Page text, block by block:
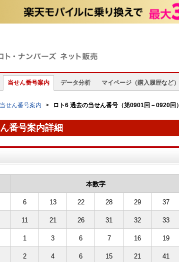
当せん番号案内 データ分析 マイページ（購入履歴など）
せん番号案内 ロト6 過去の当せん番号（第0901回－0920回）
番号案内詳細
本数字
6 13 22 28 29 37
11 21 26 31 32 33
1 3 6 7 16 19
2 4 6 15 21 41